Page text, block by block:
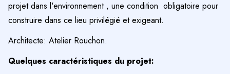
projet dans l'environnement , une condition obligatoire pour
construire dans ce lieu privilégié et exigeant.
Architecte: Atelier Rouchon.
Quelques caractéristiques du projet: